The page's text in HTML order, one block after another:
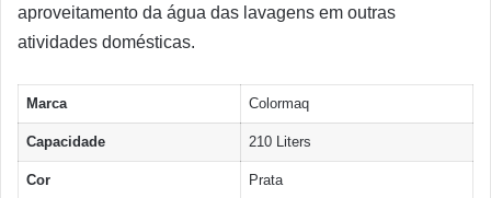
aproveitamento da água das lavagens em outras
atividades domésticas.
Marca Colormaq
Capacidade 210 Liters
Cor Prata